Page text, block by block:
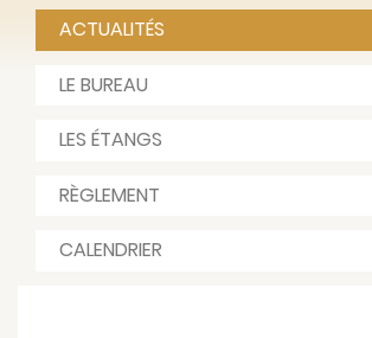
ACTUALITÉS
LE BUREAU
LES ÉTANGS
RÈGLEMENT
CALENDRIER